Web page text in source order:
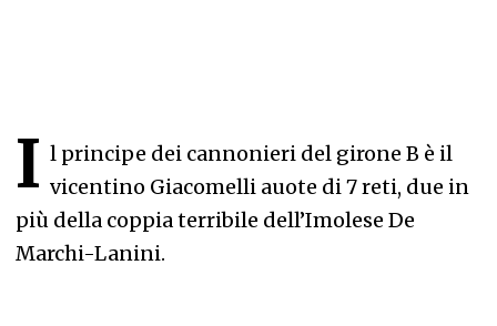
I l principe dei cannonieri del girone B è il
vicentino Giacomelli auote di 7 reti, due in
più della coppia terribile dell’Imolese De
Marchi-Lanini.